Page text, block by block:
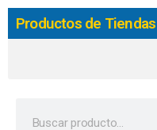
Productos de